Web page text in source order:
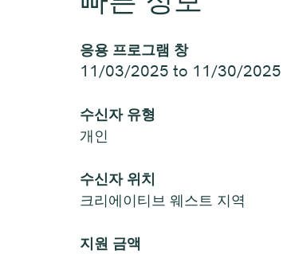
응용 프로그램 창
11/03/2025 to 11/30/2025
수신자 유형
개인
수신자 위치
크리에이티브 웨스트 지역
지원 금액